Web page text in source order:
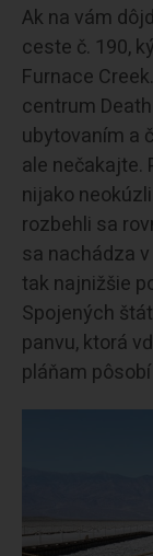
Ak na vám
ceste č. 190,
Furnace
centrum
ubytovaním a
ale nečakajte.
nijako
rozbehli sa
sa nachádza
tak najnižšie
Spojených
panvu, ktorá
pláňam